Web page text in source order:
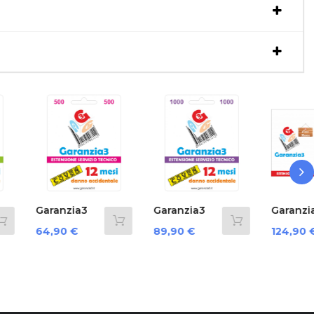
€
Garanzia3
Cover 12
Mesi...
89,90 €
Garanzia3
G3Cnpd3500...
124,90 €